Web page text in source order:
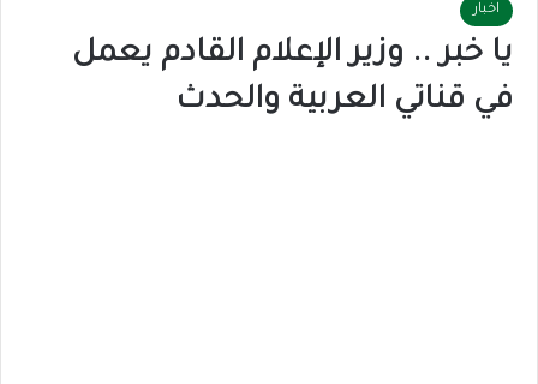
اخبار
يا خبر .. وزير الإعلام القادم يعمل
في قناتي العربية والحدث